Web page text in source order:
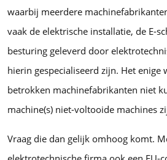
waarbij meerdere
vaak de elektrische installatie, de E-
besturing geleverd door
hierin gespecialiseerd zijn. Het enige
betrokken machinefabrikanten niet
machine(s) niet-voltooide machines
Vraag die dan gelijk omhoog komt.